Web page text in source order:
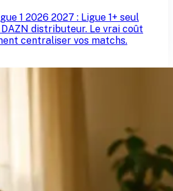
1 2026 2027 : Ligue 1+ seul
distributeur. Le vrai coût
centraliser vos matchs.